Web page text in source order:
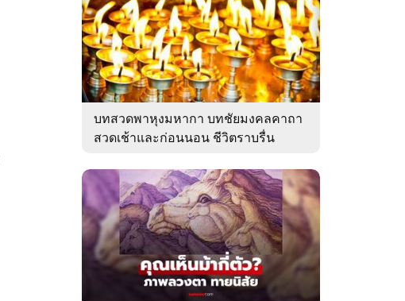
บทสวดพาหุงมหากา บทชัยมงคลคาถา
สวดเช้าและก่อนนอน ชีวิตราบรื่น